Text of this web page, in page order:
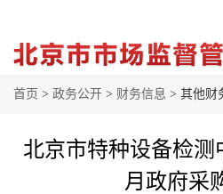
首页 > 政务公开 > 财务信息 > 其他财
北京市特种设备检测
月政府采